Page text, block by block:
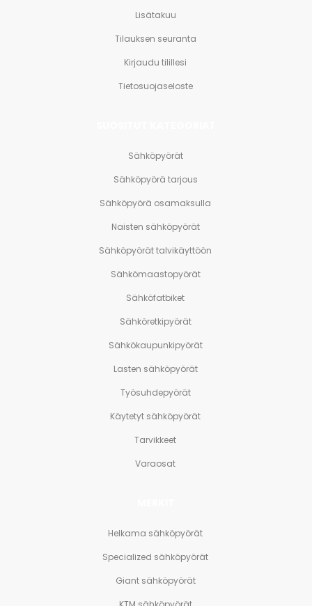
Lisätakuu
Tilauksen seuranta
Kirjaudu tilillesi
Tietosuojaseloste
Sähköpyörät
Sähköpyörä tarjous
Sähköpyörä osamaksulla
Naisten sähköpyörät
Sähköpyörät talvikäyttöön
Sähkömaastopyörät
Sähköfatbiket
Sähköretkipyörät
Sähkökaupunkipyörät
Lasten sähköpyörät
Työsuhdepyörät
Käytetyt sähköpyörät
Tarvikkeet
Varaosat
Helkama sähköpyörät
Specialized sähköpyörät
Giant sähköpyörät